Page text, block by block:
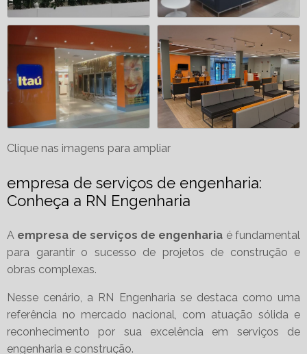
Clique nas imagens para ampliar
empresa de serviços de engenharia:
Conheça a RN Engenharia
A empresa de serviços de engenharia é fundamental
para garantir o sucesso de projetos de construção e
obras complexas.
Nesse cenário, a RN Engenharia se destaca como uma
referência no mercado nacional, com atuação sólida e
reconhecimento por sua excelência em serviços de
engenharia e construção.